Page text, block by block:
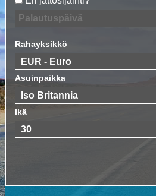
Rahayksikkö
Asuinpaikka
Ikä